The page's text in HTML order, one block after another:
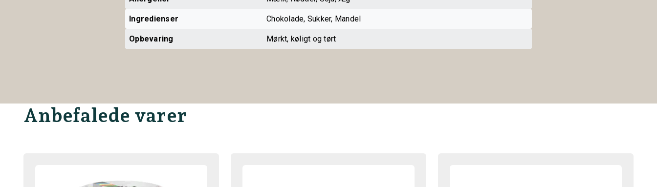
Ingredienser Chokolade, Sukker, Mandel
Opbevaring Mørkt, køligt og tørt
Anbefalede varer